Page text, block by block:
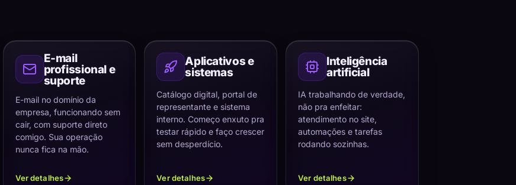
E-mail
profissional e
suporte
E-mail no domínio da
empresa, funcionando sem
cair, com suporte direto
comigo. Sua operação
nunca fica na mão.
Ver detalhes
Aplicativos e
sistemas
Catálogo digital, portal de
representante e sistema
interno. Começo enxuto pra
testar rápido e faço crescer
sem desperdício.
Ver detalhes
Inteligência
artificial
IA trabalhando de verdade,
não pra enfeitar:
atendimento no site,
automações e tarefas
rodando sozinhas.
Ver detalhes